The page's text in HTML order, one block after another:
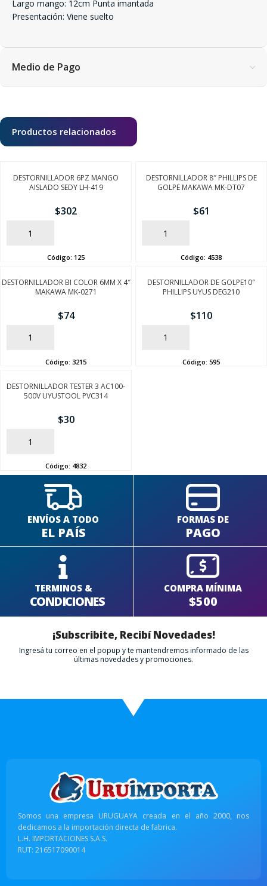
Largo mango: 12cm Punta imantada
Presentación: Viene suelto
Medio de Pago
Productos relacionados
DESTORNILLADOR 6PZ MANGO
AISLADO SEDY LH-419
$302
AÑADIR
Código: 125
DESTORNILLADOR 8″ PHILLIPS DE
GOLPE MAKAWA MK-DT07
$61
AÑADIR
Código: 4538
DESTORNILLADOR BI COLOR 6MM X 4″
MAKAWA MK-0271
$74
AÑADIR
Código: 3215
DESTORNILLADOR DE GOLPE10″
PHILLIPS UYUS DEG210
$110
AÑADIR
Código: 595
DESTORNILLADOR TESTER 3 AC100-
500V UYUSTOOL PVC314
$30
AÑADIR
Código: 4832
ENVÍOS A TODO
EL PAÍS
FORMAS DE
PAGO
TERMINOS &
CONDICIONES
COMPRA MÍNIMA
$500
¡Subscribite, Recibí Novedades!
Ingresá tu correo en el popup y te mantendremos informado de las
últimas novedades y promociones.
Somos una empresa URUGUAYA creada en el año 2000, nos
dedicamos a la importación directa de fabrica.
L.H. IMPORTACIONES S.A.S.
RUT: 216517090014